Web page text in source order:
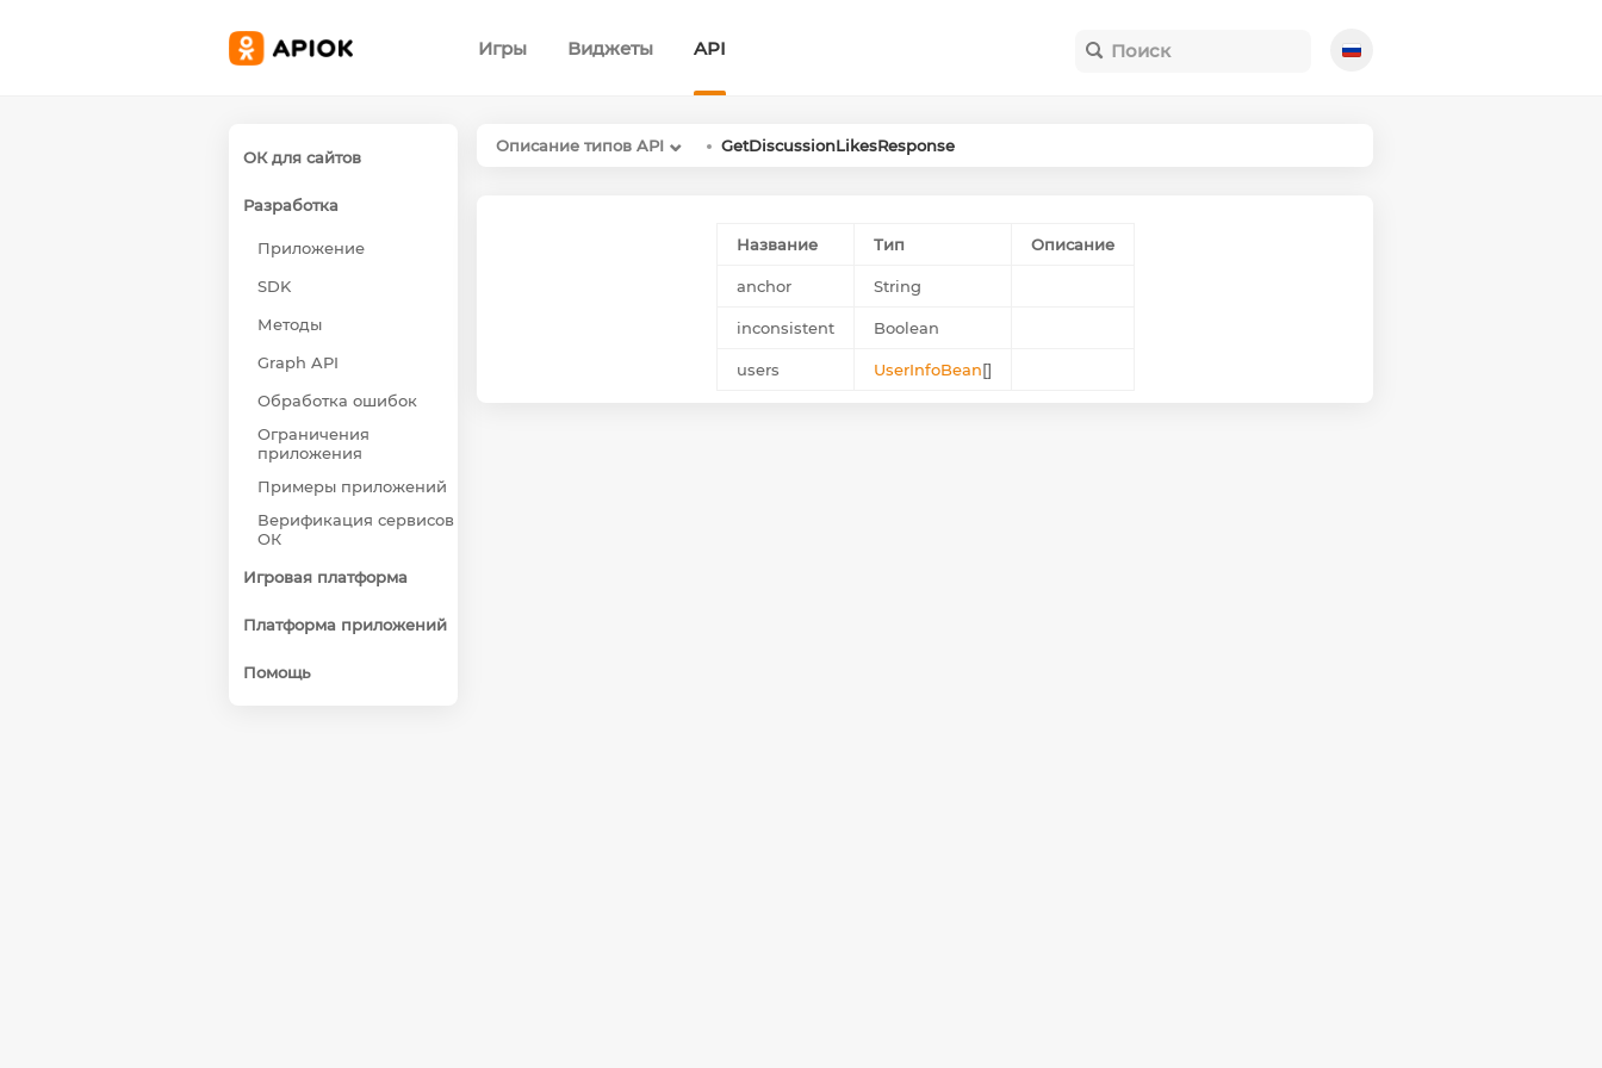
Игры Виджеты API
ОК для сайтов
Разработка
Приложение
SDK
Методы
Graph API
Обработка ошибок
Ограничения
приложения
Примеры приложений
Верификация сервисов
ОК
Игровая платформа
Платформа приложений
Помощь
Описание типов API GetDiscussionLikesResponse
Название Тип Описание
anchor String
inconsistent Boolean
users UserInfoBean[]